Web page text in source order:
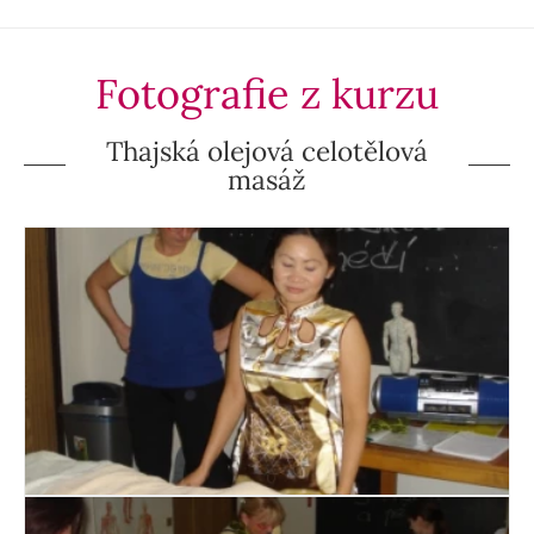
Fotografie z kurzu
Thajská olejová celotělová
masáž